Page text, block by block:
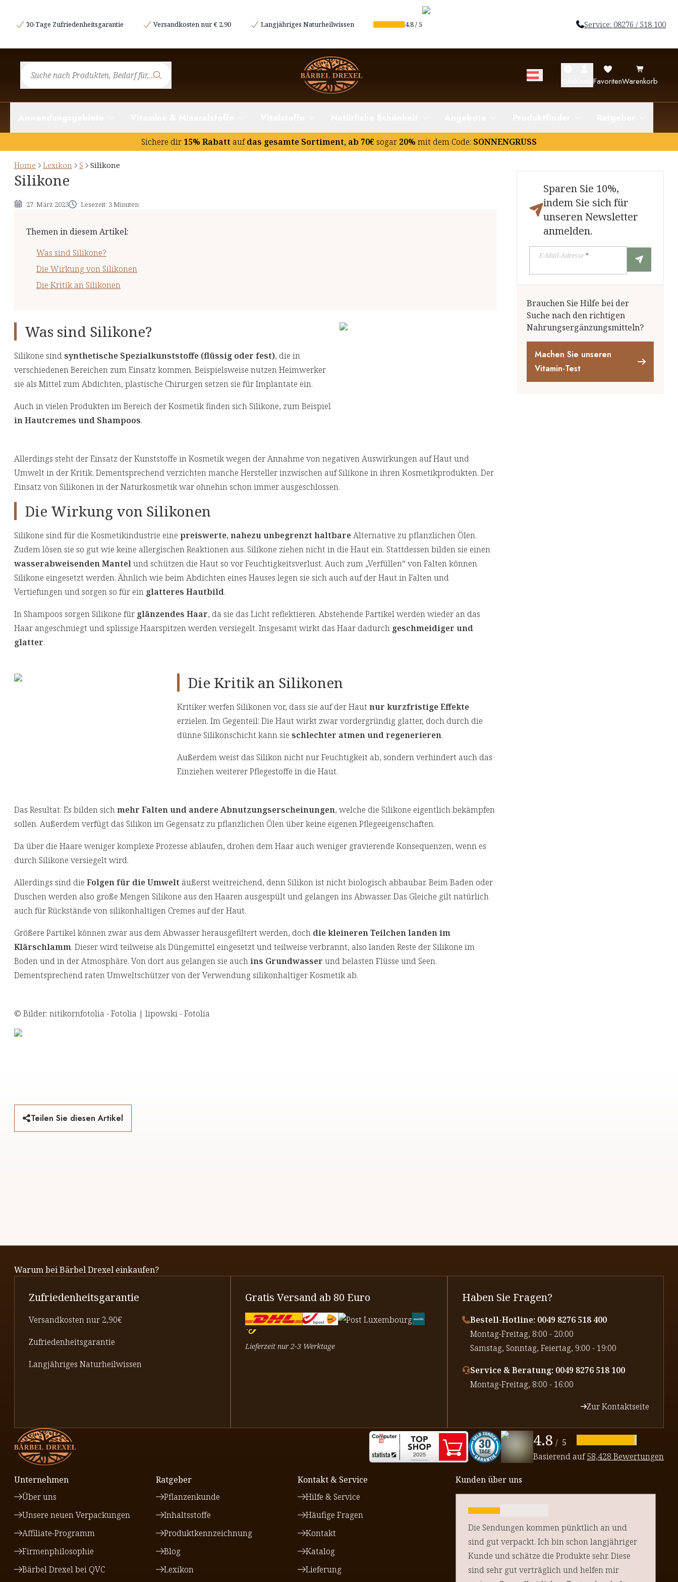
30-Tage Zufriedenheitsgarantie Versandkosten nur € 2,90 Langjähriges Naturheilwissen 4.8/5 Service: 08276 / 518 100
FavoritenWarenkorb
Sichere dir 15% Rabatt aufdas gesamte Sortiment, ab 70€ sogar 20% mit dem Code: SONNENGRUSS
Home Lexikon S Silikone
Silikone
27. März 2023 Lesezeit: 3 Minuten
Themen in diesem Artikel:
Was sind Silikone?
Die Wirkung von Silikonen
Die Kritik an Silikonen
Was sind Silikone?
Was sind Silikone?
Silikone sindsynthetische Spezialkunststoffe (flüssig oder fest), die in
verschiedenen Bereichen zum Einsatz kommen. Beispielsweise nutzen Heimwerker
sie als Mittel zum Abdichten, plastische Chirurgen setzen sie für Implantate ein.
Auch in vielen Produkten im Bereich der Kosmetik finden sich Silikone, zum Beispiel
in Hautcremes und Shampoos.
Allerdings steht der Einsatz der Kunststoffe in Kosmetik wegen der Annahme von negativen Auswirkungen auf Haut und
Umwelt in der Kritik. Dementsprechend verzichten manche Hersteller inzwischen auf Silikone in ihren Kosmetikprodukten. Der
Einsatz von Silikonen in der Naturkosmetik war ohnehin schon immer ausgeschlossen.
Die Wirkung von Silikonen
Silikone sind für die Kosmetikindustrie eine preiswerte, nahezu unbegrenzt haltbareAlternative zu pflanzlichen Ölen.
Zudem lösen sie so gut wie keine allergischen Reaktionen aus. Silikone ziehen nicht in die Haut ein. Stattdessen bilden sie einen
wasserabweisenden Mantelund schützen die Haut so vor Feuchtigkeitsverlust. Auch zum „Verfüllen“ von Falten können
Silikone eingesetzt werden. Ähnlich wie beim Abdichten eines Hauses legen sie sich auch auf der Haut in Falten und
Vertiefungen und sorgen so für ein glatteres Hautbild.
In Shampoos sorgen Silikone für glänzendes Haar, da sie das Licht reflektieren. Abstehende Partikel werden wieder an das
Haar angeschmiegt und splissige Haarspitzen werden versiegelt. Insgesamt wirkt das Haar dadurch geschmeidiger und
glatter.
Die Kritik an Silikonen
Kritiker werfen Silikonen vor, dass sie auf der Haut nur kurzfristige Effekte
erzielen. Im Gegenteil: Die Haut wirkt zwar vordergründig glatter, doch durch die
dünne Silikonschicht kann sie schlechter atmen und regenerieren.
Außerdem weist das Silikon nicht nur Feuchtigkeit ab, sondern verhindert auch das
Einziehen weiterer Pflegestoffe in die Haut.
Das Resultat: Es bilden sichmehr Falten und andere Abnutzungserscheinungen, welche die Silikone eigentlich bekämpfen
sollen. Außerdem verfügt das Silikon im Gegensatz zu pflanzlichen Ölen über keine eigenen Pflegeeigenschaften.
Da über die Haare weniger komplexe Prozesse ablaufen, drohen dem Haar auch weniger gravierende Konsequenzen, wenn es
durch Silikone versiegelt wird.
Allerdings sind die Folgen für die Umwelt äußerst weitreichend, denn Silikon ist nicht biologisch abbaubar. Beim Baden oder
Duschen werden also große Mengen Silikone aus den Haaren ausgespült und gelangen ins Abwasser. Das Gleiche gilt natürlich
auch für Rückstände von silikonhaltigen Cremes auf der Haut.
Größere Partikel können zwar aus dem Abwasser herausgefiltert werden, doch die kleineren Teilchen landen im
Klärschlamm. Dieser wird teilweise als Düngemittel eingesetzt und teilweise verbrannt, also landen Reste der Silikone im
Boden und in der Atmosphäre. Von dort aus gelangen sie auchins Grundwasser und belasten Flüsse und Seen.
Dementsprechend raten Umweltschützer von der Verwendung silikonhaltiger Kosmetik ab.
© Bilder: nitikornfotolia - Fotolia | lipowski - Fotolia
Teilen Sie diesen Artikel
Sparen Sie 10%,
indem Sie sich für
unseren Newsletter
anmelden.
E-Mail-Adresse*
Brauchen Sie Hilfe bei der
Suche nach den richtigen
Nahrungsergänzungsmitteln?
Machen Sie unseren
Vitamin-Test
Warum bei Bärbel Drexel einkaufen?
Zufriedenheitsgarantie
Versandkosten nur 2,90€
Zufriedenheitsgarantie
Langjähriges Naturheilwissen
Gratis Versand ab 80 Euro
Lieferzeit nur 2-3 Werktage
Haben Sie Fragen?
Bestell-Hotline: 0049 8276 518 400
⁠Montag-Freitag, 8:00 - 20:00
⁠Samstag, Sonntag, Feiertag, 9:00 - 19:00
Service & Beratung: 0049 8276 518 100
⁠Montag-Freitag, 8:00 - 16:00
Zur Kontaktseite
4.8 / 5
Basierend auf58,428 Bewertungen
Unternehmen
Über uns
Unsere neuen Verpackungen
Affiliate-Programm
Firmenphilosophie
Bärbel Drexel bei QVC
Ratgeber
Pflanzenkunde
Inhaltsstoffe
Produktkennzeichnung
Blog
Lexikon
Kontakt & Service
Hilfe & Service
Häufige Fragen
Kontakt
Katalog
Lieferung
Kunden über uns
Die Sendungen kommen pünktlich an und
sind gut verpackt. Ich bin schon langjähriger
Kunde und schätze die Produkte sehr. Diese
sind sehr gut verträglich und helfen mir